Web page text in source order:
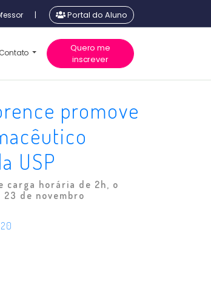
| Portal do Aluno
Contato
Quero me
inscrever
promove
USP
carga horária de 2h, o
de novembro